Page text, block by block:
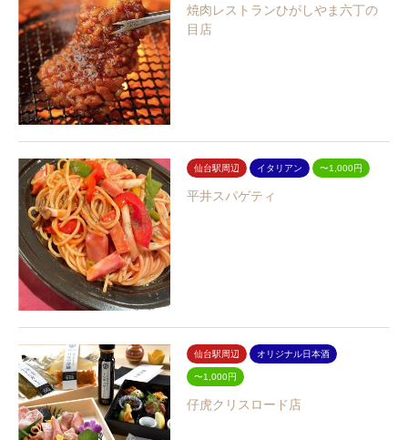
焼肉レストランひがしやま六丁の
目店
仙台駅周辺 イタリアン 〜1,000円
平井スパゲティ
仙台駅周辺 オリジナル日本酒
〜1,000円
仔虎クリスロード店